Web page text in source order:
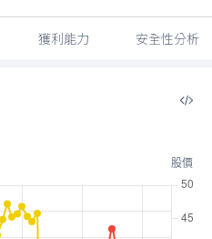
獲利能力 安全性分析